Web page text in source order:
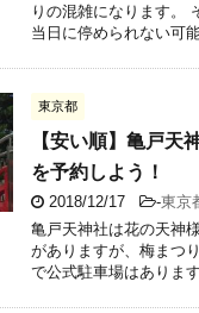
りの混雑になります。
当日に停められない可
東京都
【安い順】亀戸天
を予約しよう！
2018/12/17 -東京
亀戸天神社は花の天神
がありますが、梅まつ
で公式駐車場はありま